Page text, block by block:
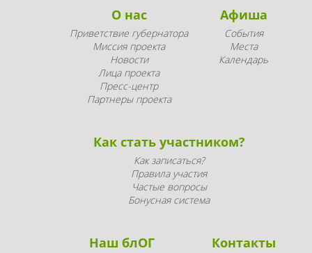
О нас
Приветствие губернатора
Миссия проекта
Новости
Лица проекта
Пресс-центр
Партнеры проекта
Афиша
События
Места
Календарь
Как стать участником?
Как записаться?
Правила участия
Частые вопросы
Бонусная система
Наш блОГ Контакты